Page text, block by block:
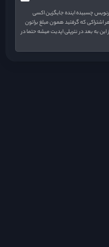
چسبیده اینده جایگزین اکسی
اشتراکی که گرفتید همون مبلغ براتون
به بعد در نترپلی اپدیت میشه حتما در